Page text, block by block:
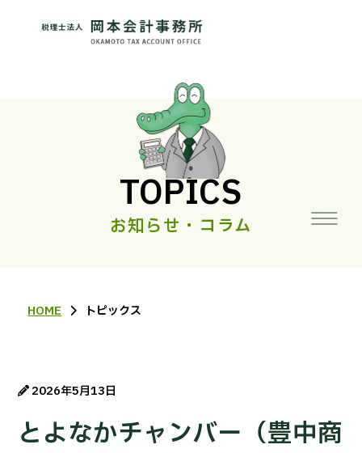
TOPICS
お知らせ・コラム
HOME トピックス
2026年5月13日
とよなかチャンバー（豊中商